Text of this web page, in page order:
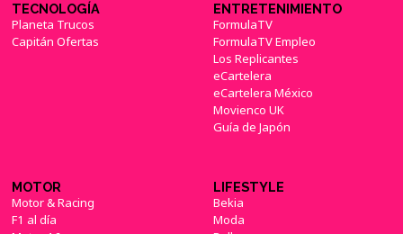
TECNOLOGÍA
Planeta Trucos
Capitán Ofertas
ENTRETENIMIENTO
FormulaTV
FormulaTV Empleo
Los Replicantes
eCartelera
eCartelera México
Movienco UK
Guía de Japón
MOTOR
Motor & Racing
F1 al día
LIFESTYLE
Bekia
Moda